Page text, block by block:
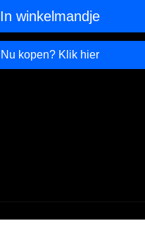
In winkelmandje
Nu kopen? Klik hier